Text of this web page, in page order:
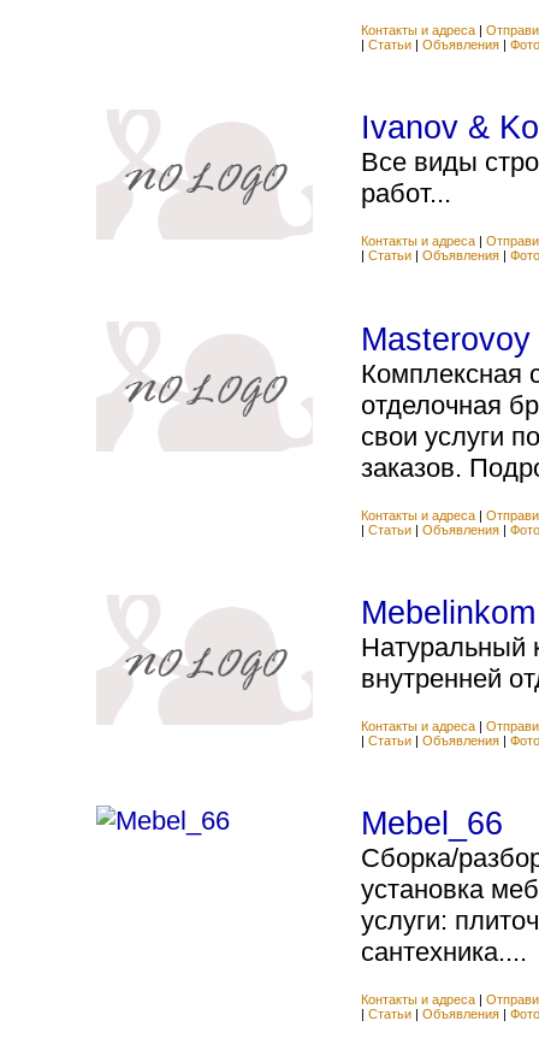
Контакты и адреса |
| Статьи | Объявления | Фото
Ivanov & Ko
Все виды
работ...
Контакты и адреса
Статьи Объявления Фото
Masterovoy
Комплексная
отделочная
свои услуги
заказов.
Контакты и адреса |
| Статьи | Объявления | Фото
Mebelinkom
Натуральный
внутренней
Контакты и адреса |
| Статьи | Объявления | Фото
Mebel_66
Сборка/
установка
услуги:
сантехника....
Контакты и адреса
Статьи Объявления Фото